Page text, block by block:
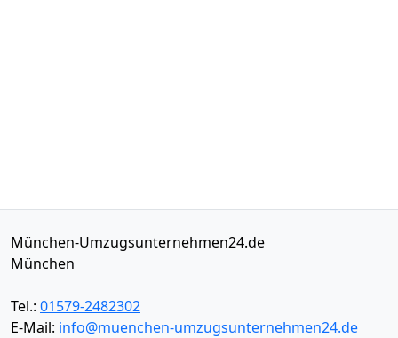
München-Umzugsunternehmen24.de
München
Tel.: 01579-2482302
E-Mail: info@muenchen-umzugsunternehmen24.de